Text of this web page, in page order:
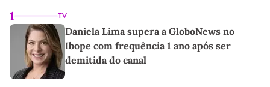
1 TV
Daniela Lima supera a GloboNews no
Ibope com frequência 1 ano após ser
demitida do canal